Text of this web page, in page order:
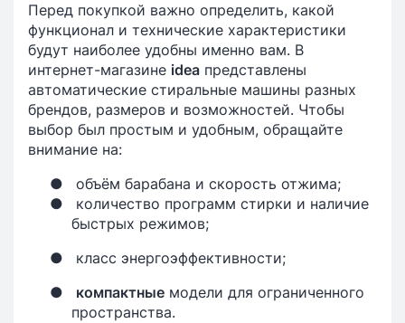
Перед покупкой важно определить, какой
функционал и технические характеристики
будут наиболее удобны именно вам. В
интернет-магазине idea представлены
автоматические стиральные машины разных
брендов, размеров и возможностей. Чтобы
выбор был простым и удобным, обращайте
внимание на:
●
объём барабана и скорость отжима;
●
количество программ стирки и наличие
быстрых режимов;
●
класс энергоэффективности;
●
компактные модели для ограниченного
пространства.